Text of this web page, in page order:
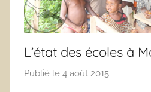
L’état des écoles à
Publié le 4 août 2015